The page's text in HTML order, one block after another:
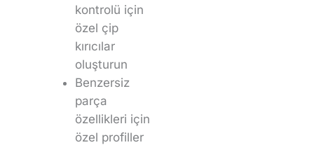
kontrolü için
özel çip
kırıcılar
oluşturun
Benzersiz
parça
özellikleri için
özel profiller